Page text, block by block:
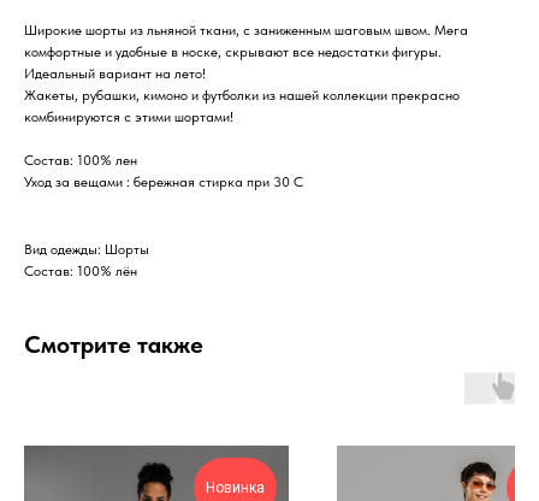
Широкие шорты из льняной ткани, с заниженным шаговым швом. Мега
комфортные и удобные в носке, скрывают все недостатки фигуры.
Идеальный вариант на лето!
Жакеты, рубашки, кимоно и футболки из нашей коллекции прекрасно
комбинируются с этими шортами!
Состав: 100% лен
Уход за вещами : бережная стирка при 30 С
Вид одежды: Шорты
Состав: 100% лён
Смотрите также
Новинка